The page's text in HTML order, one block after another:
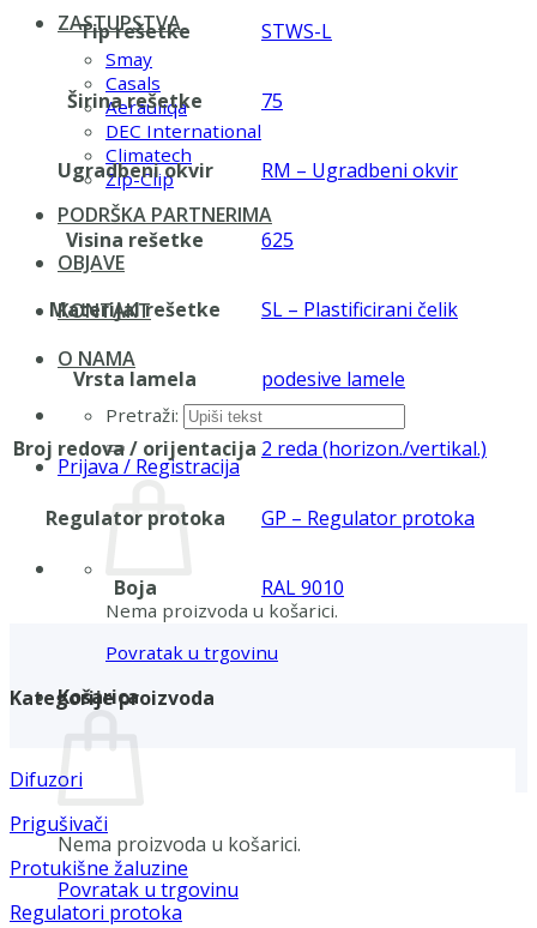
ZASTUPSTVA
Smay
Casals
Aerauliqa
DEC International
Climatech
Zip-Clip
PODRŠKA PARTNERIMA
OBJAVE
KONTAKT
O NAMA
Pretraži:
Prijava / Registracija
Nema proizvoda u košarici.
Povratak u trgovinu
Košarica
Nema proizvoda u košarici.
Povratak u trgovinu
Tip rešetke STWS-L
Širina rešetke 75
Ugradbeni okvir RM – Ugradbeni okvir
Visina rešetke 625
Materijal rešetke SL – Plastificirani čelik
Vrsta lamela podesive lamele
Broj redova / orijentacija 2 reda (horizon./vertikal.)
Regulator protoka GP – Regulator protoka
Boja RAL 9010
Kategorije proizvoda
Difuzori
Prigušivači
Protukišne žaluzine
Regulatori protoka